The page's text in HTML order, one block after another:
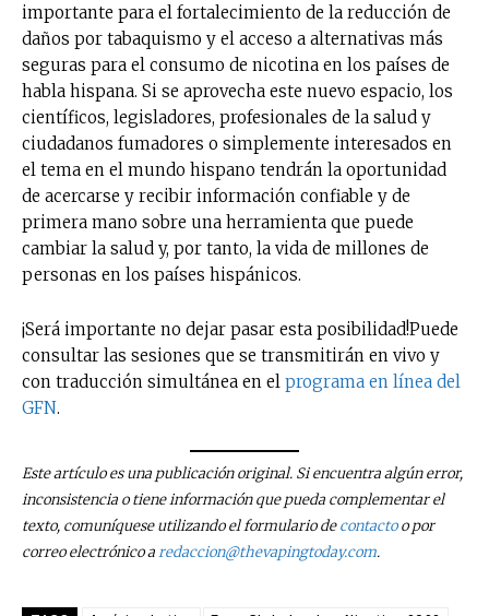
importante para el fortalecimiento de la reducción de
daños por tabaquismo y el acceso a alternativas más
seguras para el consumo de nicotina en los países de
habla hispana. Si se aprovecha este nuevo espacio, los
científicos, legisladores, profesionales de la salud y
ciudadanos fumadores o simplemente interesados en
el tema en el mundo hispano tendrán la oportunidad
de acercarse y recibir información confiable y de
primera mano sobre una herramienta que puede
cambiar la salud y, por tanto, la vida de millones de
personas en los países hispánicos.
¡Será importante no dejar pasar esta posibilidad!Puede
consultar las sesiones que se transmitirán en vivo y
con traducción simultánea en el programa en línea del
GFN.
Este artículo es una publicación original. Si encuentra algún error,
inconsistencia o tiene información que pueda complementar el
texto, comuníquese utilizando el formulario decontactoo por
correo electrónico aredaccion@thevapingtoday.com.